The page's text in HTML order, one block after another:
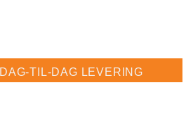
DAG-TIL-DAG LEVERING